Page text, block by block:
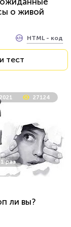
тест
раз
о живой
HTML - код
тест
27124
раз
ли вы?